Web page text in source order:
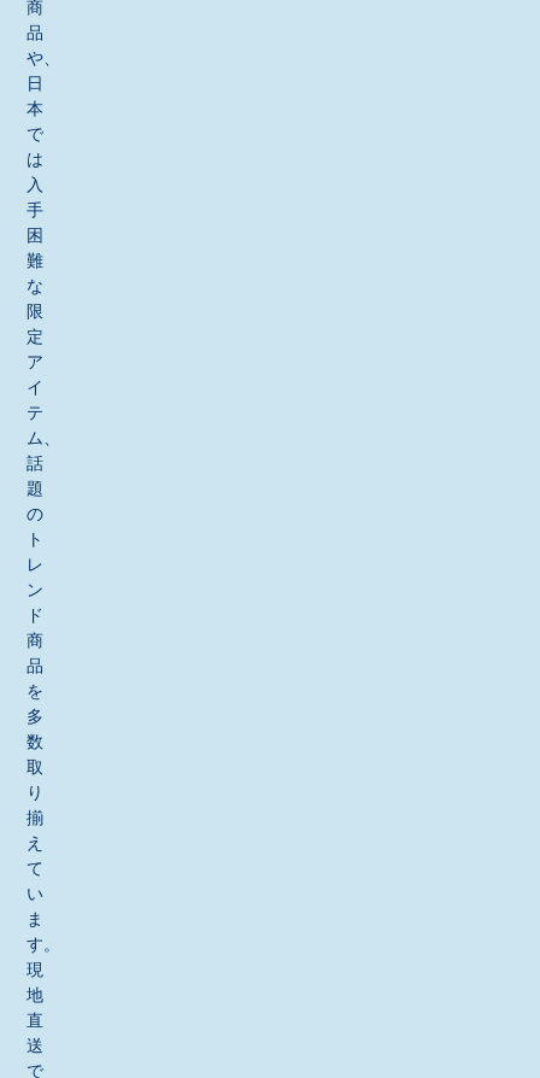
商
品
や、
日
本
で
は
入
手
困
難
な
限
定
ア
イ
テ
ム、
話
題
の
ト
レ
ン
ド
商
品
を
多
数
取
り
揃
え
て
い
ま
す。
現
地
直
送
で